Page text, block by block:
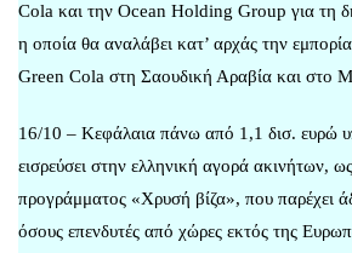
Cola και την Ocean Holding Group για τη
η οποία θα αναλάβει κατ’ αρχάς την
Green Cola στη Σαουδική Αραβία και στο
16/10 – Κεφάλαια πάνω από 1,1 δισ. ευρώ
εισρεύσει στην ελληνική αγορά ακινήτων,
προγράμματος «Xρυσή βίζα», που παρέχει
όσους επενδυτές από χώρες εκτός της